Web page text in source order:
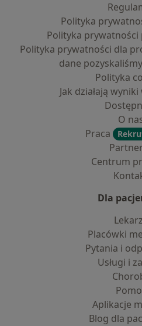
Polityka
Polityka
Polityka prywatności dla
dane
Polityka
Jak działają
O
Praca
Centrum
Dla
Placówki
Pytania i
Usługi i
Aplikacje
Blog dla